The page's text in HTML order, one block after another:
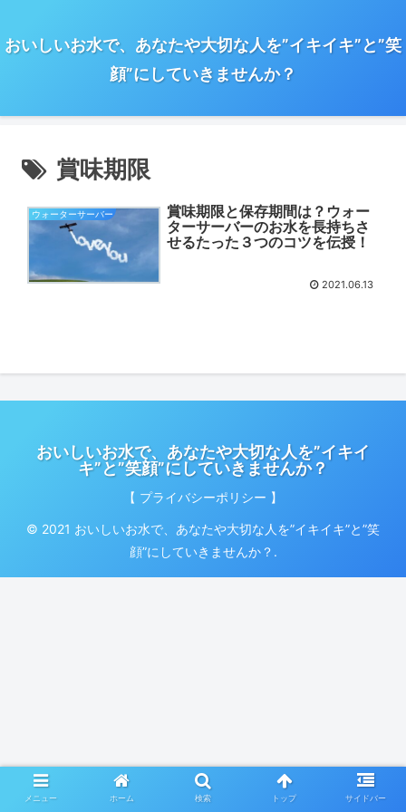
おいしいお水で、あなたや大切な人を”イキイキ”と”笑
顔”にしていきませんか？
賞味期限
ウォーターサーバー
賞味期限と保存期間は？ウォー
ターサーバーのお水を長持ちさ
せるたった３つのコツを伝授！
2021.06.13
おいしいお水で、あなたや大切な人を”イキイ
キ”と”笑顔”にしていきませんか？
【 プライバシーポリシー 】
© 2021 おいしいお水で、あなたや大切な人を”イキイキ”と”笑
顔”にしていきませんか？.
メニュー ホーム 検索 トップ サイドバー